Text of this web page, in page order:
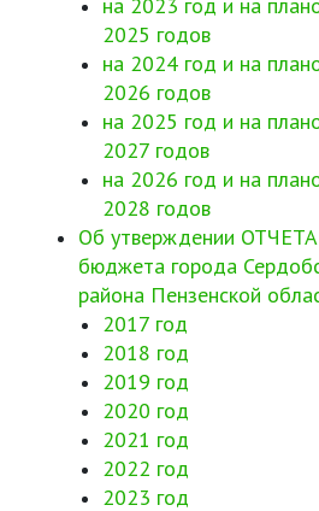
2025 годов
на 2024 год и на
2026 годов
на 2025 год и на
2027 годов
на 2026 год и на
2028 годов
Об утверждении ОТЧЕТА
бюджета города
района Пензенской
2017 год
2018 год
2019 год
2020 год
2021 год
2022 год
2023 год